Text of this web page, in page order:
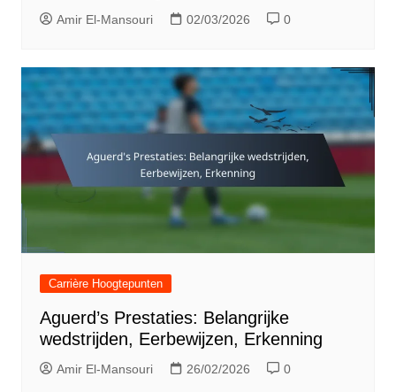
Amir El-Mansouri 02/03/2026 0
Carrière Hoogtepunten
Aguerd’s Prestaties: Belangrijke
wedstrijden, Eerbewijzen, Erkenning
Amir El-Mansouri 26/02/2026 0